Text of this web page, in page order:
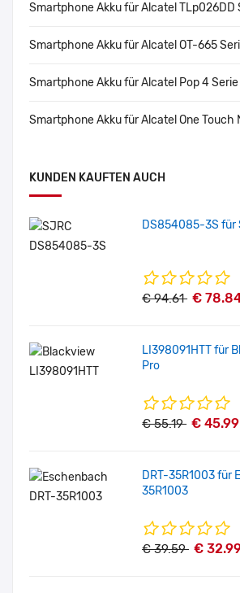
Smartphone Akku für Alcatel TLp026DD
Smartphone Akku für Alcatel OT-665
Smartphone Akku für Alcatel Pop 4 Serie
Smartphone Akku für Alcatel One Touch
KUNDEN KAUFTEN AUCH
DS854085-3S für
€ 94.61 €
LI398091HTT für
Pro
€ 55.19 € 45.99
DRT-35R1003 für
35R1003
€ 39.59 €